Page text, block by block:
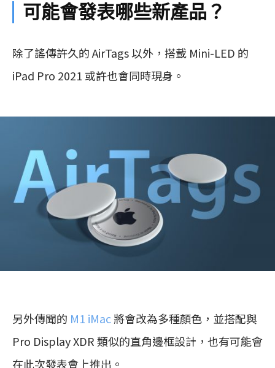
可能會發表哪些新產品？
除了謠傳許久的 AirTags 以外，搭載 Mini-LED 的
iPad Pro 2021 或許也會同時現身。
另外傳聞的 M1 iMac將會改為多種顏色，並搭配與
Pro Display XDR 類似的直角邊框設計，也有可能會
在此次發表會上推出。